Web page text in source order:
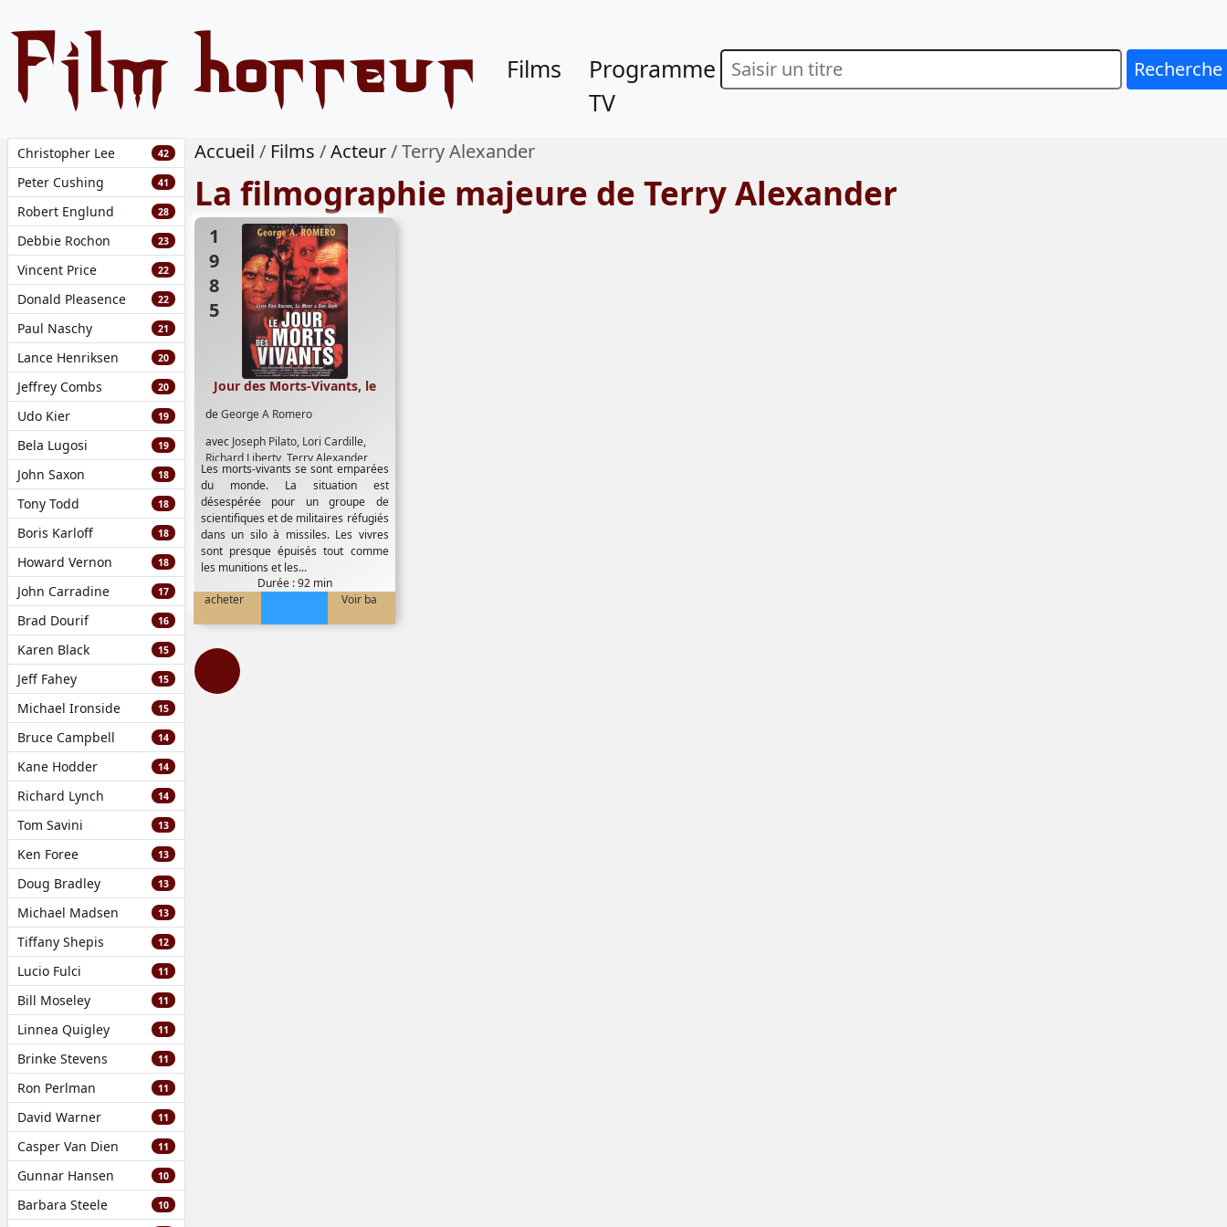
Film horreur Films
Programme
TV
Recherche
Christopher Lee 42
Peter Cushing 41
Robert Englund 28
Debbie Rochon 23
Vincent Price 22
Donald Pleasence 22
Paul Naschy 21
Lance Henriksen 20
Jeffrey Combs 20
Udo Kier 19
Bela Lugosi 19
John Saxon 18
Tony Todd 18
Boris Karloff 18
Howard Vernon 18
John Carradine 17
Brad Dourif 16
Karen Black 15
Jeff Fahey 15
Michael Ironside 15
Bruce Campbell 14
Kane Hodder 14
Richard Lynch 14
Tom Savini 13
Ken Foree 13
Doug Bradley 13
Michael Madsen 13
Tiffany Shepis 12
Lucio Fulci 11
Bill Moseley 11
Linnea Quigley 11
Brinke Stevens 11
Ron Perlman 11
David Warner 11
Casper Van Dien 11
Gunnar Hansen 10
Barbara Steele 10
Accueil Films Acteur Terry Alexander
La filmographie majeure de Terry Alexander
1985
deGeorge A Romero
avec Joseph Pilato, Lori Cardille,
Richard Liberty, Terry Alexander
Jour des Morts-Vivants, le
Les morts-vivants se sont emparées
du monde. La situation est
désespérée pour un groupe de
scientifiques et de militaires réfugiés
dans un silo à missiles. Les vivres
sont presque épuisés tout comme
les munitions et les...
Durée : 92 min
acheter
Voir ba